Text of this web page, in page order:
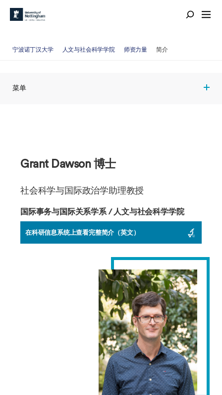
宁波诺丁汉大学 人文与社会科学学院 师资力量 简介
菜单
Grant Dawson 博士
社会科学与国际政治学助理教授
国际事务与国际关系学系 / 人文与社会科学学院
在科研信息系统上查看完整简介（英文）